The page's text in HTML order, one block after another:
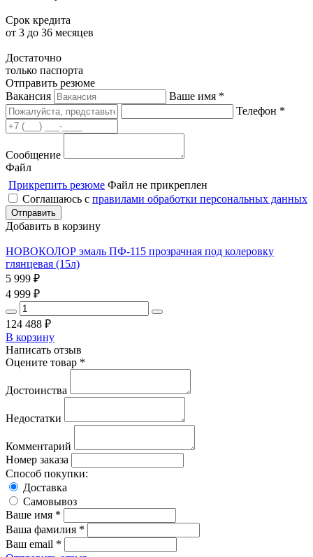
Срок кредита
от 3 до 36 месяцев
Достаточно
только паспорта
Отправить резюме
Вакансия
Ваше имя *
Телефон *
Сообщение
Файл
Прикрепить резюме Файл не прикреплен
Соглашаюсь с правилами обработки персональных данных
Добавить в корзину
НОВОКОЛОР эмаль ПФ-115 прозрачная под колеровку
глянцевая (15л)
5 999 ₽
4 999 ₽
124 488 ₽
В корзину
Написать отзыв
Оцените товар *
Достоинства
Недостатки
Комментарий
Номер заказа
Способ покупки:
Доставка
Самовывоз
Ваше имя *
Ваша фамилия *
Ваш email *